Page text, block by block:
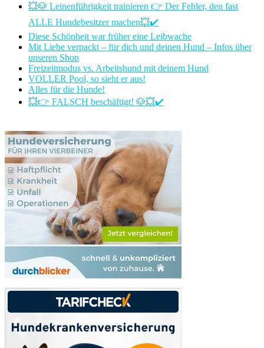
💥🐶 Leinenführigkeit trainieren 👉 Der Fehler, den fast
ALLE Hundebesitzer machen💥✔️
Diese Schönheit war früher eine Leibwache
Mit Liebe verpackt – für dich und deinen Hund – Infos über
unseren Shop
Freizeitmodus vs. Arbeitshund mit deinem Hund
VOLLER Pool, so sieht er aus!
Alles für die Hunde!
💥👉 FALSCH beschäftigt! 🐶💥✔️